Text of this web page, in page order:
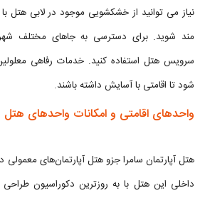
نیاز می توانید از خشکشویی موجود در لابی هتل
مند شوید. برای دسترسی به جاهای مختلف شهر
سرویس هتل استفاده کنید. خدمات رفاهی
شود تا اقامتی با آسایش داشته باشند.
واحدهای اقامتی و امکانات واحدهای هتل
هتل آپارتمان سامرا جزو هتل آپارتمان‌های
داخلی این هتل با به روزترین دکوراسیون